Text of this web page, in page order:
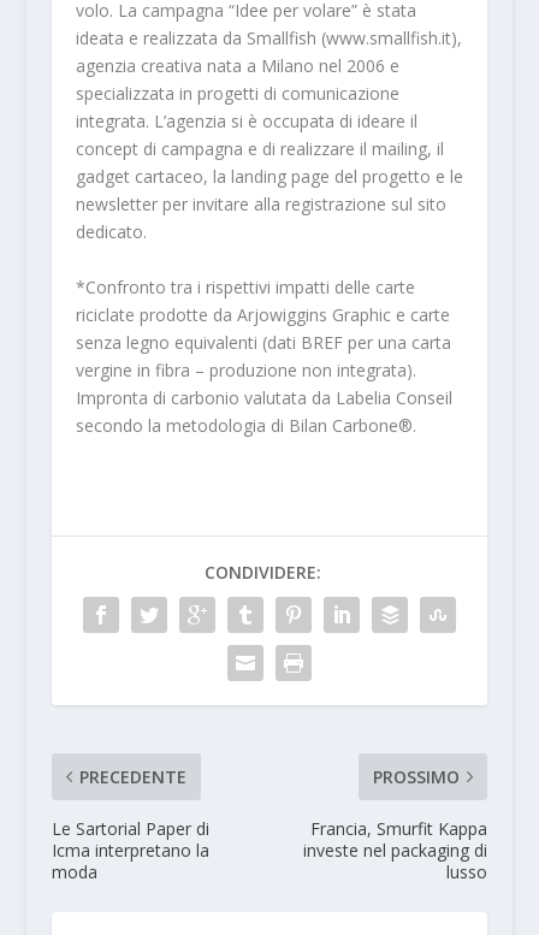
volo. La campagna “Idee per volare” è stata
ideata e realizzata da Smallfish (www.smallfish.it),
agenzia creativa nata a Milano nel 2006 e
specializzata in progetti di comunicazione
integrata. L’agenzia si è occupata di ideare il
concept di campagna e di realizzare il mailing, il
gadget cartaceo, la landing page del progetto e le
newsletter per invitare alla registrazione sul sito
dedicato.
*Confronto tra i rispettivi impatti delle carte
riciclate prodotte da Arjowiggins Graphic e carte
senza legno equivalenti (dati BREF per una carta
vergine in fibra – produzione non integrata).
Impronta di carbonio valutata da Labelia Conseil
secondo la metodologia di Bilan Carbone®.
CONDIVIDERE:
PRECEDENTE
Le Sartorial Paper di
Icma interpretano la
moda
PROSSIMO
Francia, Smurfit Kappa
investe nel packaging di
lusso